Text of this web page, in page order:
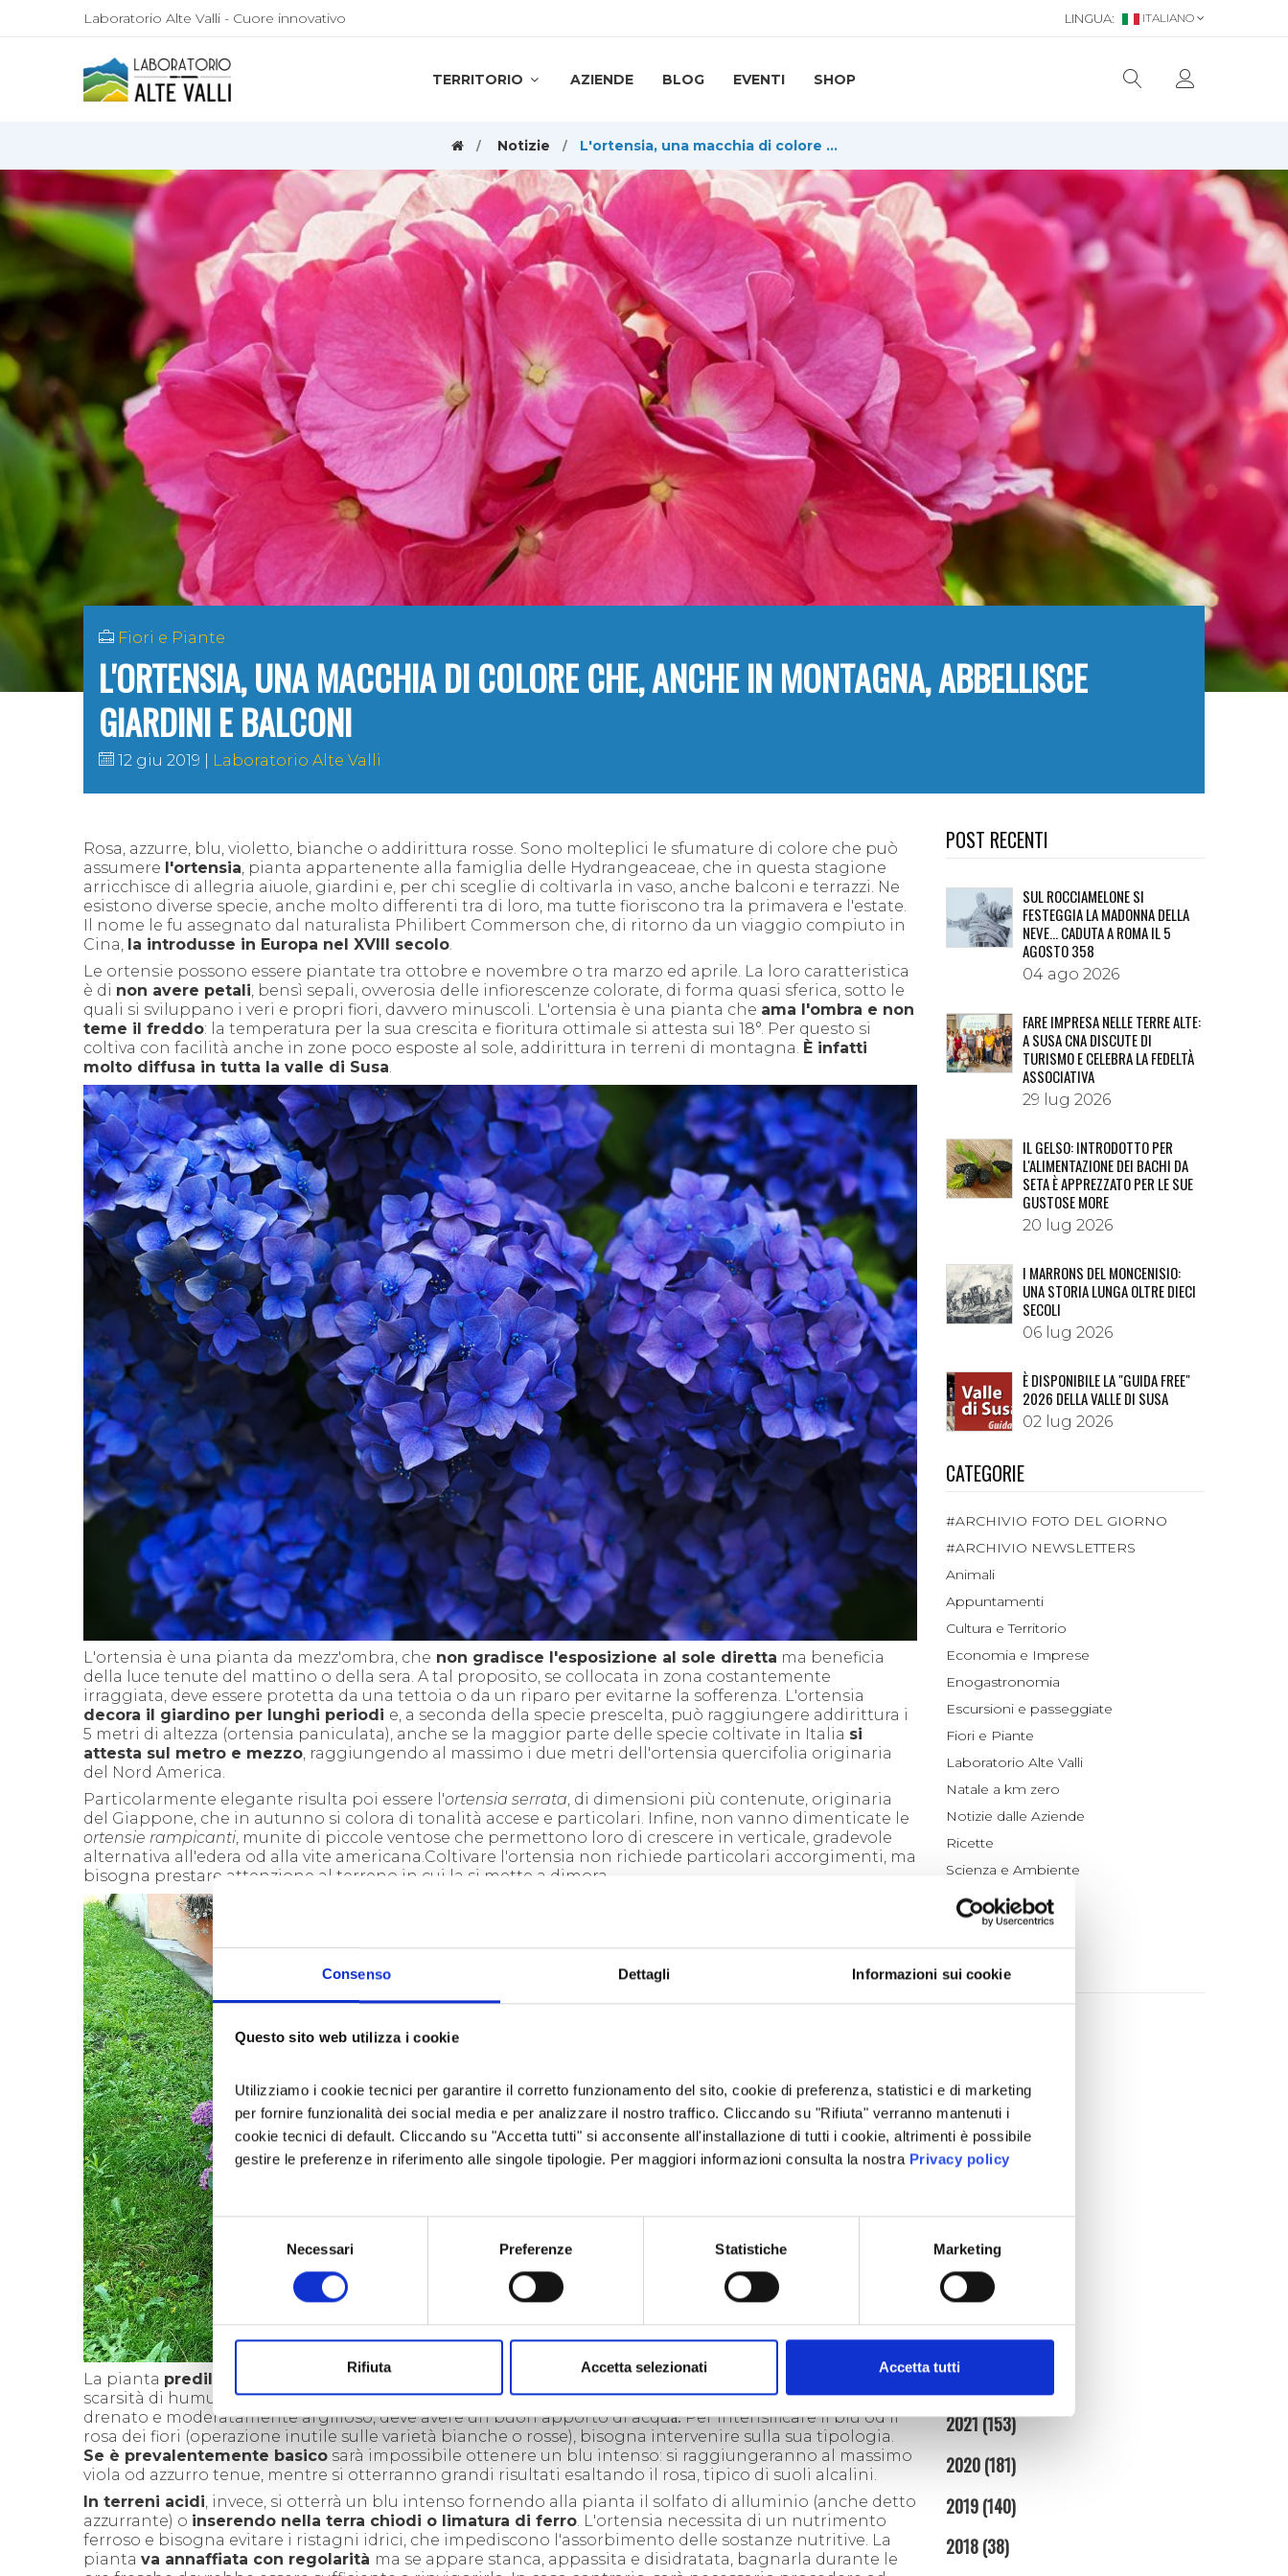
Consenso Dettagli Informazioni sui cookie
Questo sito web utilizza i cookie
Utilizziamo i cookie tecnici per garantire il corretto funzionamento del sito, cookie di preferenza, statistici e di marketing
per fornire funzionalità dei social media e per analizzare il nostro traffico. Cliccando su "Rifiuta" verranno mantenuti i
cookie tecnici di default. Cliccando su "Accetta tutti" si acconsente all'installazione di tutti i cookie, altrimenti è possibile
gestire le preferenze in riferimento alle singole tipologie. Per maggiori informazioni consulta la nostra Privacy policy
Selezione
del
consenso
Necessari Preferenze Statistiche Marketing
Rifiuta Accetta selezionati Accetta tutti
Laboratorio Alte Valli - Cuore innovativo LINGUA: ITALIANO
TERRITORIO AZIENDE BLOG EVENTI SHOP
Notizie L'ortensia, una macchia di colore che, anche in montagna, abbellisce giardini e balconi
Fiori e Piante
L'ORTENSIA, UNA MACCHIA DI COLORE CHE, ANCHE IN MONTAGNA, ABBELLISCE
GIARDINI E BALCONI
12 giu 2019 Laboratorio Alte Valli
Rosa, azzurre, blu, violetto, bianche o addirittura rosse. Sono molteplici le sfumature di colore che può
assumere l'ortensia, pianta appartenente alla famiglia delle Hydrangeaceae, che in questa stagione
arricchisce di allegria aiuole, giardini e, per chi sceglie di coltivarla in vaso, anche balconi e terrazzi. Ne
esistono diverse specie, anche molto differenti tra di loro, ma tutte fioriscono tra la primavera e l'estate.
Il nome le fu assegnato dal naturalista Philibert Commerson che, di ritorno da un viaggio compiuto in
Cina, la introdusse in Europa nel XVIII secolo.
Le ortensie possono essere piantate tra ottobre e novembre o tra marzo ed aprile. La loro caratteristica
è di non avere petali, bensì sepali, ovverosia delle infiorescenze colorate, di forma quasi sferica, sotto le
quali si sviluppano i veri e propri fiori, davvero minuscoli. L'ortensia è una pianta che ama l'ombra e non
teme il freddo: la temperatura per la sua crescita e fioritura ottimale si attesta sui 18°. Per questo si
coltiva con facilità anche in zone poco esposte al sole, addirittura in terreni di montagna. È infatti
molto diffusa in tutta la valle di Susa.
L'ortensia è una pianta da mezz'ombra, che non gradisce l'esposizione al sole diretta ma beneficia
della luce tenute del mattino o della sera. A tal proposito, se collocata in zona costantemente
irraggiata, deve essere protetta da una tettoia o da un riparo per evitarne la sofferenza. L'ortensia
decora il giardino per lunghi periodi e, a seconda della specie prescelta, può raggiungere addirittura i
5 metri di altezza (ortensia paniculata), anche se la maggior parte delle specie coltivate in Italia si
attesta sul metro e mezzo, raggiungendo al massimo i due metri dell'ortensia quercifolia originaria
del Nord America.
Particolarmente elegante risulta poi essere l'ortensia serrata, di dimensioni più contenute, originaria
del Giappone, che in autunno si colora di tonalità accese e particolari. Infine, non vanno dimenticate le
ortensie rampicanti, munite di piccole ventose che permettono loro di crescere in verticale, gradevole
alternativa all'edera od alla vite americana.Coltivare l'ortensia non richiede particolari accorgimenti, ma
bisogna prestare attenzione al terreno in cui la si mette a dimora.
La pianta predilige infatti un terreno grasso e ricco
scarsità di humus.
Il colore dei fiori dipende proprio dal ph del terrenoche, oltre ad essere ben
drenato e moderatamente argilloso, deve avere un buon apporto di acqua.Per intensificare il blu od il
rosa dei fiori (operazione inutile sulle varietà bianche o rosse), bisogna intervenire sulla sua tipologia.
Se è prevalentemente basico sarà impossibile ottenere un blu intenso: si raggiungeranno al massimo
viola od azzurro tenue, mentre si otterranno grandi risultati esaltando il rosa, tipico di suoli alcalini.
In terreni acidi, invece, si otterrà un blu intenso fornendo alla pianta il solfato di alluminio (anche detto
azzurrante) o inserendo nella terra chiodi o limatura di ferro. L'ortensia necessita di un nutrimento
ferroso e bisogna evitare i ristagni idrici, che impediscono l'assorbimento delle sostanze nutritive. La
pianta va annaffiata con regolarità ma se appare stanca, appassita e disidratata, bagnarla durante le
POST RECENTI
SUL ROCCIAMELONE SI
FESTEGGIA LA MADONNA DELLA
NEVE… CADUTA A ROMA IL 5
AGOSTO 358
04 ago 2026
FARE IMPRESA NELLE TERRE ALTE:
A SUSA CNA DISCUTE DI
TURISMO E CELEBRA LA FEDELTÀ
ASSOCIATIVA
29 lug 2026
IL GELSO: INTRODOTTO PER
L'ALIMENTAZIONE DEI BACHI DA
SETA È APPREZZATO PER LE SUE
GUSTOSE MORE
20 lug 2026
I MARRONS DEL MONCENISIO:
UNA STORIA LUNGA OLTRE DIECI
SECOLI
06 lug 2026
È DISPONIBILE LA "GUIDA FREE"
2026 DELLA VALLE DI SUSA
02 lug 2026
CATEGORIE
#ARCHIVIO FOTO DEL GIORNO
#ARCHIVIO NEWSLETTERS
Animali
Appuntamenti
Cultura e Territorio
Economia e Imprese
Enogastronomia
Escursioni e passeggiate
Fiori e Piante
Laboratorio Alte Valli
Natale a km zero
Notizie dalle Aziende
Ricette
Scienza e Ambiente
Tradizioni
Un po' di Storia
ARCHIVIO
giugno (4)
maggio (4)
aprile (3)
2025(86)
2024(95)
2023(134)
2021(153)
2020(181)
2019(140)
2018(38)